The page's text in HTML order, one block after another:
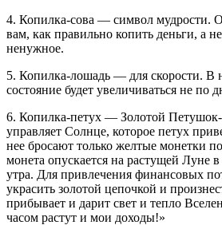
4. Копилка-сова — символ мудрости.
вам, как правильно копить деньги, а
ненужное.
5. Копилка-лошадь — для скорости. В
состояние будет увеличиваться не по
6. Копилка-петух — Золотой
управляет Солнце, которое петух
нее бросают только желтые монетки
монета опускается на растущей Луне в
утра. Для привлечения финансовых
украсить золотой цепочкой и
прибывает и дарит свет и тепло
часом растут и мои доходы!»